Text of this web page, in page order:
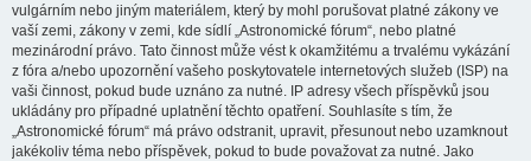
vulgárním nebo jiným materiálem, který by mohl porušovat platné zákony ve
vaší zemi, zákony v zemi, kde sídlí „Astronomické fórum“, nebo platné
mezinárodní právo. Tato činnost může vést k okamžitému a trvalému vykázání
z fóra a/nebo upozornění vašeho poskytovatele internetových služeb (ISP) na
vaši činnost, pokud bude uznáno za nutné. IP adresy všech příspěvků jsou
ukládány pro případné uplatnění těchto opatření. Souhlasíte s tím, že
„Astronomické fórum“ má právo odstranit, upravit, přesunout nebo uzamknout
jakékoliv téma nebo příspěvek, pokud to bude považovat za nutné. Jako